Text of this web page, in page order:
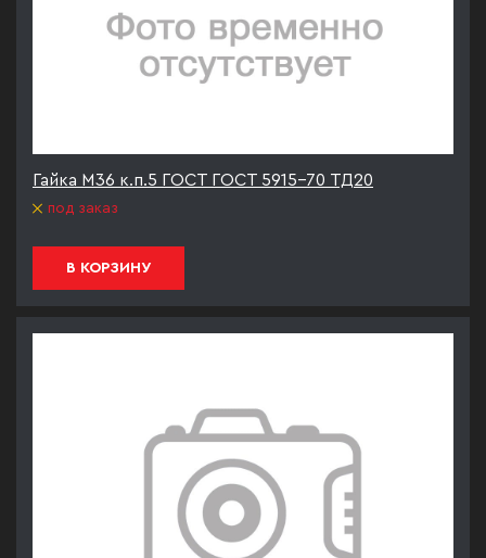
Гайка М36 к.п.5 ГОСТ ГОСТ 5915-70 ТД20
под заказ
В КОРЗИНУ